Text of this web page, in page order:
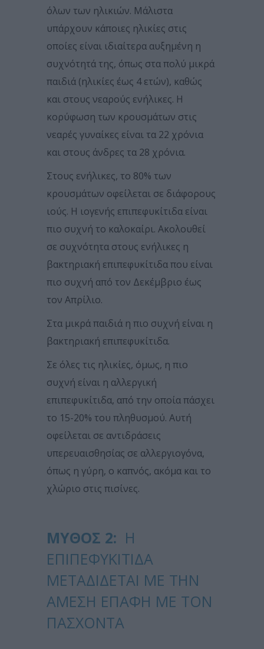
όλων των ηλικιών. Μάλιστα
υπάρχουν κάποιες ηλικίες στις
οποίες είναι ιδιαίτερα αυξημένη η
συχνότητά της, όπως στα πολύ μικρά
παιδιά (ηλικίες έως 4 ετών), καθώς
και στους νεαρούς ενήλικες. Η
κορύφωση των κρουσμάτων στις
νεαρές γυναίκες είναι τα 22 χρόνια
και στους άνδρες τα 28 χρόνια.
Στους ενήλικες, το 80% των
κρουσμάτων οφείλεται σε διάφορους
ιούς. Η ιογενής επιπεφυκίτιδα είναι
πιο συχνή το καλοκαίρι. Ακολουθεί
σε συχνότητα στους ενήλικες η
βακτηριακή επιπεφυκίτιδα που είναι
πιο συχνή από τον Δεκέμβριο έως
τον Απρίλιο.
Στα μικρά παιδιά η πιο συχνή είναι η
βακτηριακή επιπεφυκίτιδα.
Σε όλες τις ηλικίες, όμως, η πιο
συχνή είναι η αλλεργική
επιπεφυκίτιδα, από την οποία πάσχει
το 15-20% του πληθυσμού. Αυτή
οφείλεται σε αντιδράσεις
υπερευαισθησίας σε αλλεργιογόνα,
όπως η γύρη, ο καπνός, ακόμα και το
χλώριο στις πισίνες.
ΜΎΘΟΣ 2: Η
ΕΠΙΠΕΦΥΚΙΤΙΔΑ
ΜΕΤΑΔΊΔΕΤΑΙ ΜΕ ΤΗΝ
ΆΜΕΣΗ ΕΠΑΦΉ ΜΕ ΤΟΝ
ΠΆΣΧΟΝΤΑ